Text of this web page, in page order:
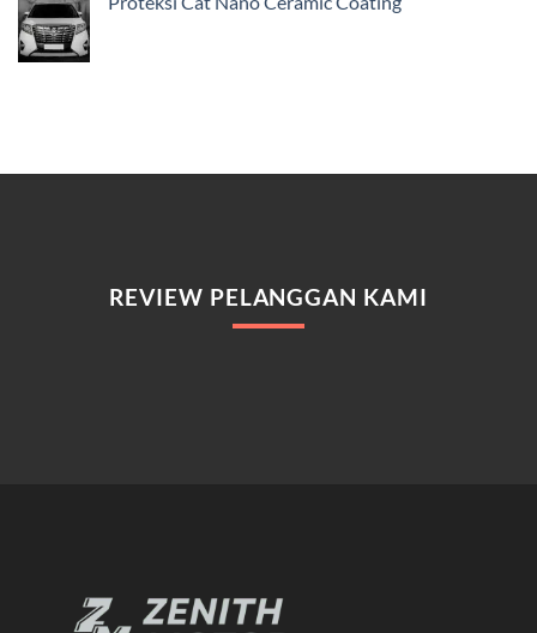
REVIEW PELANGGAN KAMI